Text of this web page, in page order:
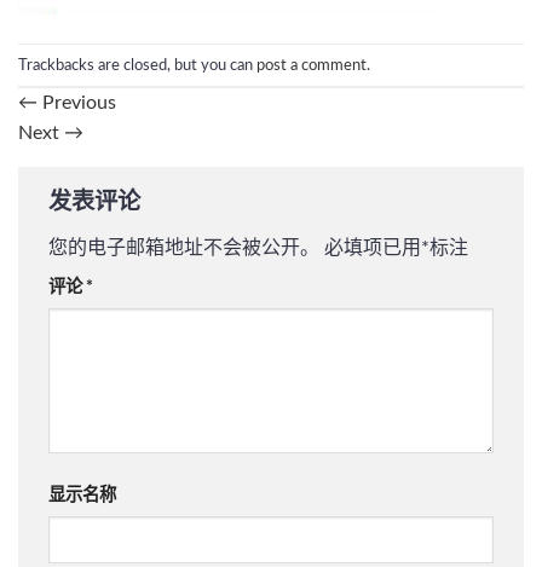
Trackbacks are closed, but you can post a comment.
← Previous
Next →
发表评论
您的电子邮箱地址不会被公开。 必填项已用 *标注
评论 *
显示名称